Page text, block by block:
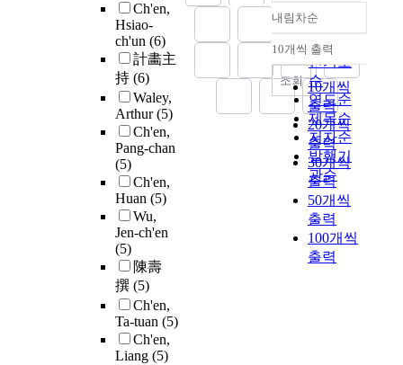
Ch'en,
Hsiao-
ch'un (6)
計畵主
持 (6)
Waley,
Arthur(5)
Ch'en,
Pang-chan
(5)
Ch'en,
Huan (5)
Wu,
Jen-ch'en
(5)
陳壽
撰 (5)
Ch'en,
Ta-tuan (5)
Ch'en,
Liang (5)
정확도
순
인기도
순
연도순
제목순
저자순
발행기
관순
내림차순
내림차순
10개씩 출력
10개씩
출력
20개씩
출력
30개씩
출력
50개씩
출력
100개씩
출력
조회